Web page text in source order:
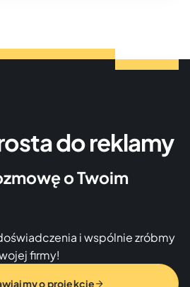
do reklamy
o Twoim
i wspólnie zróbmy
firmy!
o projekcie